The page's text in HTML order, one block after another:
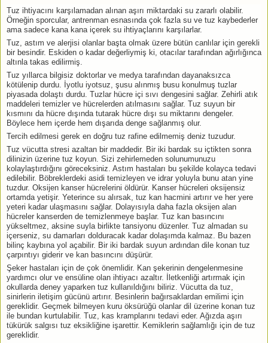
Tuz ihtiyacını karşılamadan alınan aşırı miktardaki su zararlı olabilir.
Örneğin sporcular, antrenman esnasında çok fazla su ve tuz kaybederler
ama sadece kana kana içerek su ihtiyaçlarını karşılarlar.
Tuz, astım ve alerjisi olanlar başta olmak üzere bütün canlılar için gerekli
bir besindir. Eskiden o kadar değerliymiş ki, otacılar tarafından ağırlığınca
altınla takas edilirmiş.
Tuz yıllarca bilgisiz doktorlar ve medya tarafından dayanaksızca
kötülenip durdu. İyotlu iyotsuz, şusu alınmış busu konulmuş tuzlar
piyasada dolaştı durdu. Tuzlar hücre içi sıvı dengesini sağlar. Zehirli atık
maddeleri temizler ve hücrelerden atılmasını sağlar. Tuz suyun bir
kısmını da hücre dışında tutarak hücre dışı su miktarını dengeler.
Böylece hem içerde hem dışarıda denge sağlanmış olur.
Tercih edilmesi gerek en doğru tuz rafine edilmemiş deniz tuzudur.
Tuz vücutta stresi azaltan bir maddedir. Bir iki bardak su içtikten sonra
dilinizin üzerine tuz koyun. Sizi zehirlemeden solunumunuzu
kolaylaştırdığını göreceksiniz. Astım hastaları bu şekilde kolayca tedavi
edilebilir. Böbreklerdeki asidi temizleyen ve idrar yoluyla bunu atan yine
tuzdur. Oksijen kanser hücrelerini öldürür. Kanser hücreleri oksijensiz
ortamda yetişir. Yeterince su alırsak, tuz kan hacmini artırır ve her yere
yeteri kadar ulaşmasını sağlar. Dolayısıyla daha fazla oksijen alan
hücreler kanserden de temizlenmeye başlar. Tuz kan basıncını
yükseltmez, aksine suyla birlikte tansiyonu düzenler. Tuz almadan su
içerseniz, su damarları dolduracak kadar dolaşımda kalmaz. Bu bazen
bilinç kaybına yol açabilir. Bir iki bardak suyun ardından dile konan tuz
çarpıntıyı giderir ve kan basıncını düşürür.
Şeker hastaları için de çok önemlidir. Kan şekerinin dengelenmesine
yardımcı olur ve ensüline olan ihtiyacı azaltır. İletkenliği artırmak için
okullarda deney yaparken tuz kullanıldığını biliriz. Vücutta da tuz,
sinirlerin iletişim gücünü artırır. Besinlerin bağırsaklardan emilimi için
gereklidir. Geçmek bilmeyen kuru öksürüğü olanlar dil üzerine konan tuz
ile bundan kurtulabilir. Tuz, kas kramplarını tedavi eder. Ağızda aşırı
tükürük salgısı tuz eksikliğine işarettir. Kemiklerin sağlamlığı için de tuz
gereklidir.